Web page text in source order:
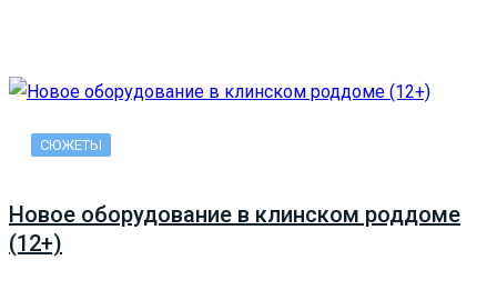
СЮЖЕТЫ
Новое оборудование в клинском роддоме
(12+)